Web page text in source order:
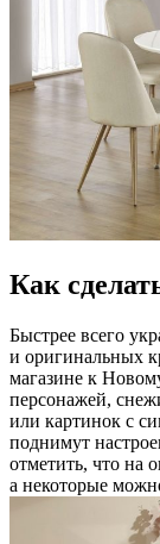
Как
Быстрее всего
и оригинальных
магазине к
персонажей,
или картинок с
поднимут
отметить, что на
а некоторые